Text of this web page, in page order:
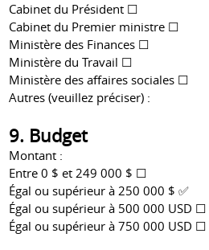
Cabinet du Président ☐
Cabinet du Premier ministre ☐
Ministère des Finances ☐
Ministère du Travail ☐
Ministère des affaires sociales ☐
Autres (veuillez préciser) :
9. Budget
Montant :
Entre 0 $ et 249 000 $ ☐
Égal ou supérieur à 250 000 $ ✅
Égal ou supérieur à 500 000 USD ☐
Égal ou supérieur à 750 000 USD ☐